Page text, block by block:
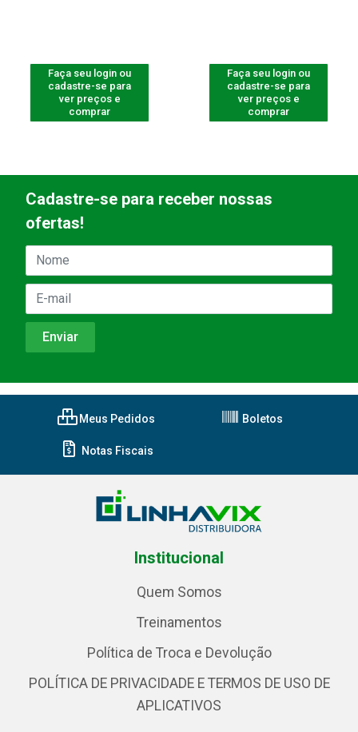
Faça seu login ou
cadastre-se para
ver preços e
comprar
Faça seu login ou
cadastre-se para
ver preços e
comprar
Cadastre-se para receber nossas
ofertas!
Meus Pedidos Boletos
Notas Fiscais
Institucional
Quem Somos
Treinamentos
Política de Troca e Devolução
POLÍTICA DE PRIVACIDADE E TERMOS DE USO DE
APLICATIVOS